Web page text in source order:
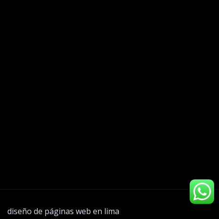
diseño de páginas web en lima